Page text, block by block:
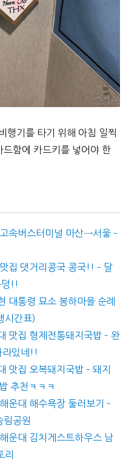
행기를 타기 위해 아침 일찍
함에 카드키를 넣어야 한
속버스터미널 마산→서울 –
집 댓거리콩국 콩국!! – 달
덩!!
대통령 묘소 봉하마을 순례
시간표)
맛집 형제전통돼지국밥 – 완
라있네!!
맛집 오복돼지국밥 – 돼지
추천ㅋㅋㅋ
운대 해수욕장 둘러보기 –
림공원
운대 김치게스트하우스 남
리